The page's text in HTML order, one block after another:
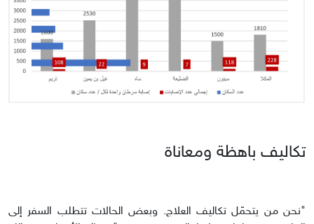
تكاليف باهظة ومعاناة
"نحن من يتحمّل تكاليف العلاج. وبعض الحالات تتطلب السفر إلى